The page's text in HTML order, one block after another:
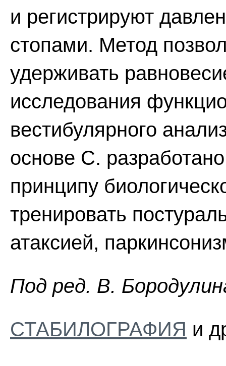
и регистрируют
стопами. Метод
удерживать
исследования
вестибулярного
основе С.
принципу
тренировать
атаксией,
Пoд peд. B.
СТАБИЛОГРАФИЯ и